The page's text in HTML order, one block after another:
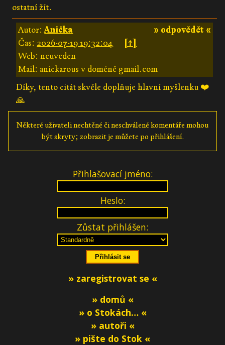
ostatní žít.
» odpovědět «
Autor:Anička
Čas: 2026-07-19 19:32:04
[↑]
Web: neuveden
Mail: anickarous v doméně gmail.com
Díky, tento citát skvěle doplňuje hlavní myšlenku ❤️
🙏
Některé uživateli nechtěné či neschválené komentáře mohou
být skryty; zobrazit je můžete po přihlášení.
Přihlašovací jméno:
Heslo:
Zůstat přihlášen:
» zaregistrovat se «
» domů «
» o Stokách… «
» autoři «
» pište do Stok «